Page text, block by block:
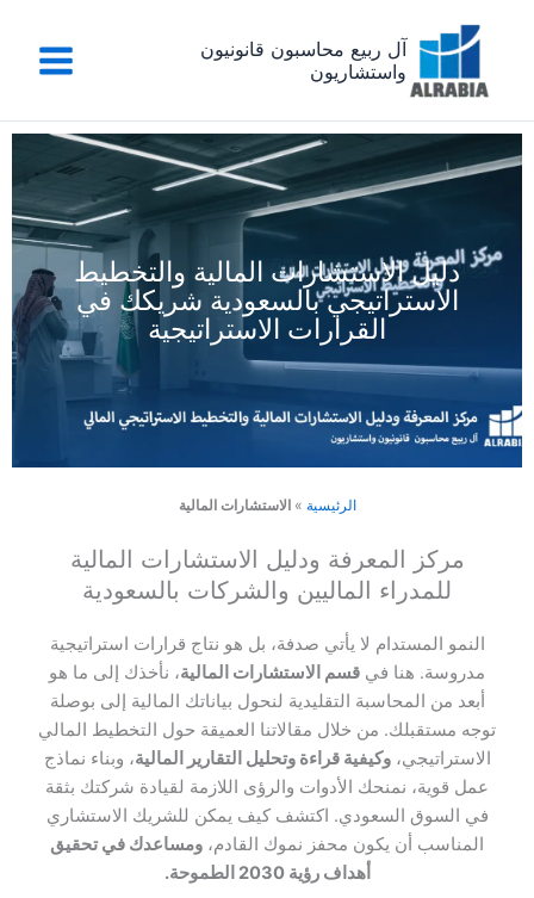
آل ربيع محاسبون قانونيون
واستشاريون
دليل الاستشارات المالية والتخطيط
الاستراتيجي بالسعودية شريكك في
القرارات الاستراتيجية
الرئيسية »الاستشارات المالية
مركز المعرفة ودليل الاستشارات المالية
للمدراء الماليين والشركات بالسعودية
النمو المستدام لا يأتي صدفة، بل هو نتاج قرارات استراتيجية
مدروسة. هنا في قسم الاستشارات المالية، نأخذك إلى ما هو
أبعد من المحاسبة التقليدية لنحول بياناتك المالية إلى بوصلة
توجه مستقبلك. من خلال مقالاتنا العميقة حول التخطيط المالي
الاستراتيجي،وكيفية قراءة وتحليل التقارير المالية، وبناء نماذج
عمل قوية، نمنحك الأدوات والرؤى اللازمة لقيادة شركتك بثقة
في السوق السعودي. اكتشف كيف يمكن للشريك الاستشاري
المناسب أن يكون محفز نموك القادم، ومساعدك في تحقيق
أهداف رؤية 2030 الطموحة.